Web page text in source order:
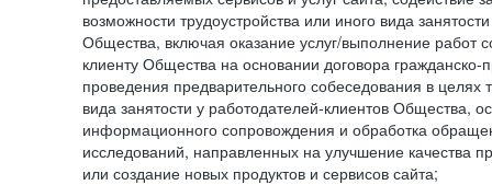
возможности трудоустройства или иного вида
Общества, включая оказание услуг/выполнение работ
клиенту Общества на основании договора гражданско-
проведения предварительного собеседования в целях
вида занятости у работодателей-клиентов Общества,
информационного сопровождения и обработка
исследований, направленных на улучшение качества
или создание новых продуктов и сервисов сайта;